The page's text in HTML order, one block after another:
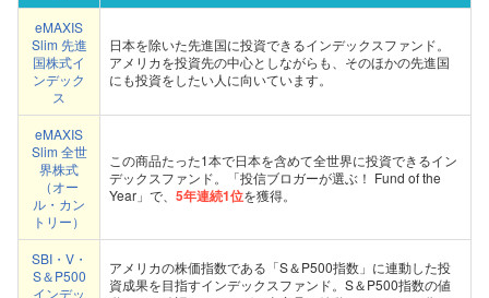
eMAXIS
Slim 先進
国株式イ
ンデック
ス
日本を除いた先進国に投資できるインデックスファンド。
アメリカを投資先の中心としながらも、そのほかの先進国
にも投資をしたい人に向いています。
eMAXIS
Slim 全世
界株式
（オー
ル・カン
トリー）
この商品たった1本で日本を含めて全世界に投資できるイン
デックスファンド。「投信ブロガーが選ぶ！ Fund of the
Year」で、 5年連続1位を獲得。
SBI・V・
S＆P500
インデッ
アメリカの株価指数である「S＆P500指数」に連動した投
資成果を目指すインデックスファンド。S＆P500指数の値